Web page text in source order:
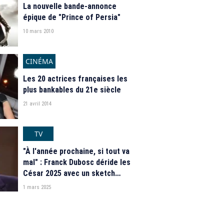
La nouvelle bande-annonce
épique de "Prince of Persia"
10 mars 2010
CINÉMA
Les 20 actrices françaises les
plus bankables du 21e siècle
21 avril 2014
TV
"À l'année prochaine, si tout va
mal" : Franck Dubosc déride les
César 2025 avec un sketch
hilarant
1 mars 2025